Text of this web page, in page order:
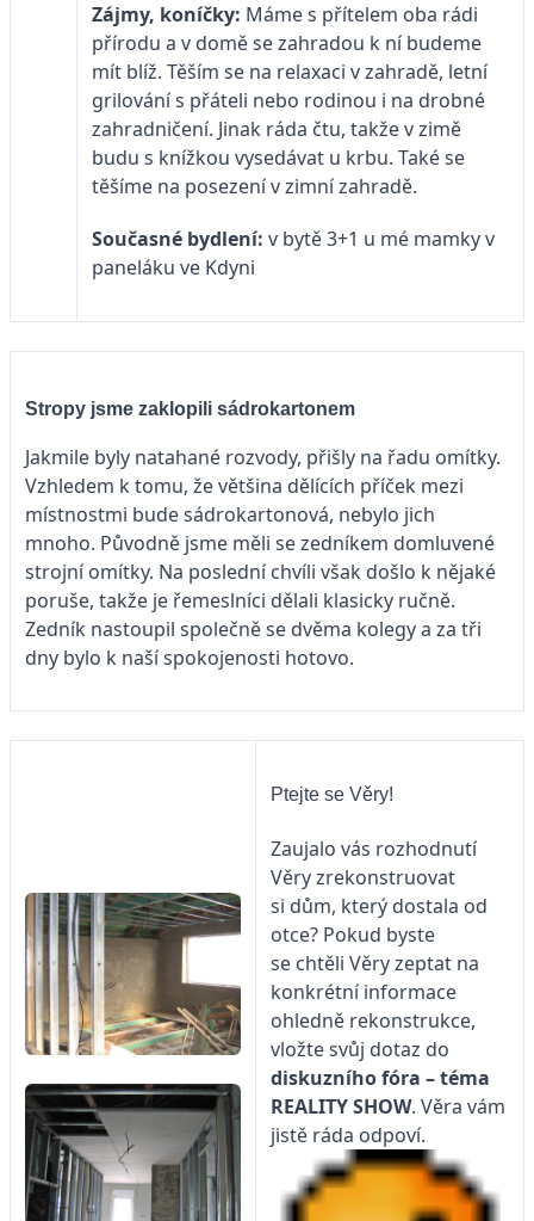
Zájmy, koníčky: Máme s přítelem oba rádi
přírodu a v domě se zahradou k ní budeme
mít blíž. Těším se na relaxaci v zahradě, letní
grilování s přáteli nebo rodinou i na drobné
zahradničení. Jinak ráda čtu, takže v zimě
budu s knížkou vysedávat u krbu. Také se
těšíme na posezení v zimní zahradě.
Současné bydlení: v bytě 3+1 u mé mamky v
paneláku ve Kdyni
Stropy jsme zaklopili sádrokartonem
Jakmile byly natahané rozvody, přišly na řadu omítky.
Vzhledem k tomu, že většina dělících příček mezi
místnostmi bude sádrokartonová, nebylo jich
mnoho. Původně jsme měli se zedníkem domluvené
strojní omítky. Na poslední chvíli však došlo k nějaké
poruše, takže je řemeslníci dělali klasicky ručně.
Zedník nastoupil společně se dvěma kolegy a za tři
dny bylo k naší spokojenosti hotovo.
Ptejte se Věry!
Zaujalo vás rozhodnutí
Věry zrekonstruovat
si dům, který dostala od
otce? Pokud byste
se chtěli Věry zeptat na
konkrétní informace
ohledně rekonstrukce,
vložte svůj dotaz do
diskuzního fóra – téma
REALITY SHOW. Věra vám
jistě ráda odpoví.